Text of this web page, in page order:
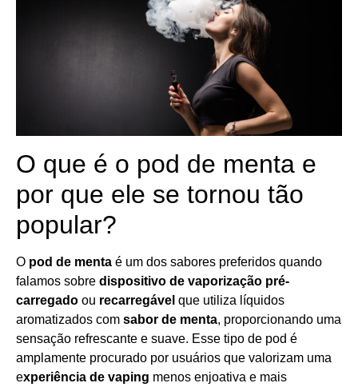
O que é o pod de menta e
por que ele se tornou tão
popular?
O pod de menta é um dos sabores preferidos quando
falamos sobre dispositivo de vaporização pré-
carregado ou recarregável que utiliza líquidos
aromatizados com sabor de menta, proporcionando uma
sensação refrescante e suave. Esse tipo de pod é
amplamente procurado por usuários que valorizam uma
experiência de vaping menos enjoativa e mais